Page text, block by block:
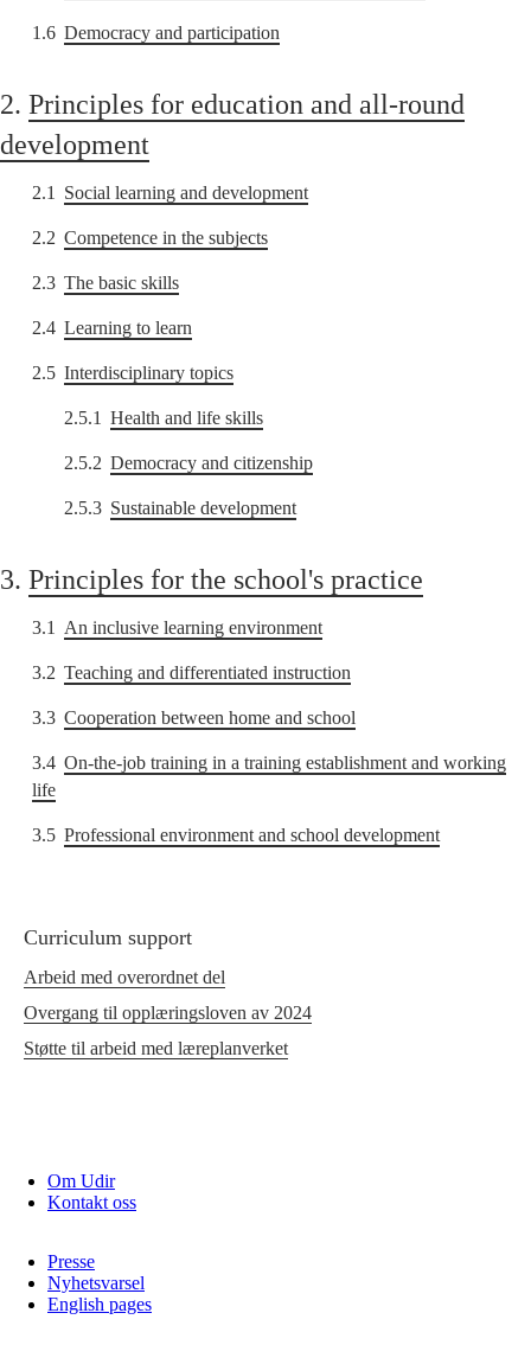
1.6 Democracy and participation
2. Principles for education and all-round
development
2.1 Social learning and development
2.2 Competence in the subjects
2.3 The basic skills
2.4 Learning to learn
2.5 Interdisciplinary topics
2.5.1 Health and life skills
2.5.2 Democracy and citizenship
2.5.3 Sustainable development
3. Principles for the school's practice
3.1 An inclusive learning environment
3.2 Teaching and differentiated instruction
3.3 Cooperation between home and school
3.4 On-the-job training in a training establishment and working
life
3.5 Professional environment and school development
Curriculum support
Arbeid med overordnet del
Overgang til opplæringsloven av 2024
Støtte til arbeid med læreplanverket
Om Udir
Kontakt oss
Presse
Nyhetsvarsel
English pages